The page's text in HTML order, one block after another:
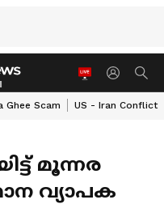
Ghee Scam US - Iran Conflict
മൂന്നര
വ്യാപക